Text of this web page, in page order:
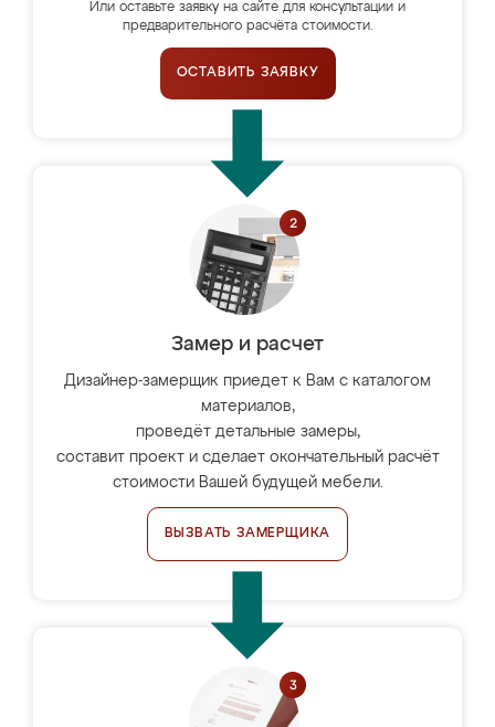
Или оставьте заявку на сайте для консультации и
предварительного расчёта стоимости.
ОСТАВИТЬ ЗАЯВКУ
Замер и расчет
Дизайнер-замерщик приедет к Вам с каталогом
материалов,
проведёт детальные замеры,
составит проект и сделает окончательный расчёт
стоимости Вашей будущей мебели.
ВЫЗВАТЬ ЗАМЕРЩИКА